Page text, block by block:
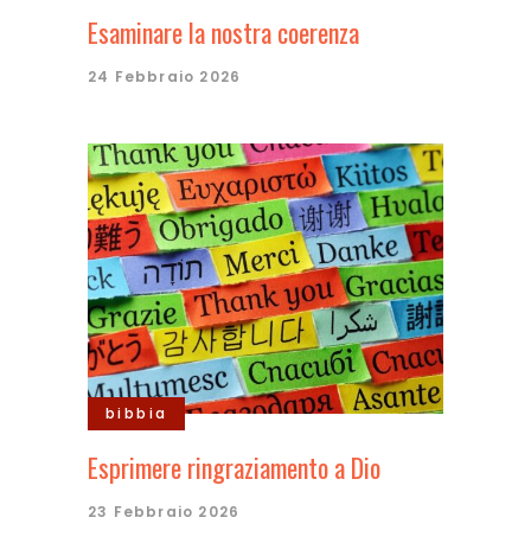
Esaminare la nostra coerenza
24 Febbraio 2026
bibbia
Esprimere ringraziamento a Dio
23 Febbraio 2026